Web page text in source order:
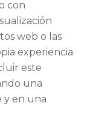
con
web o las
experiencia
este
una
y en una